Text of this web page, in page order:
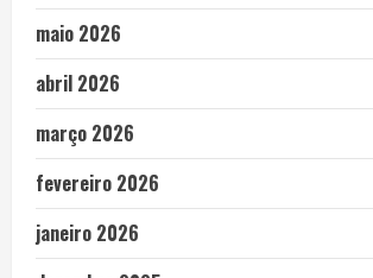
maio 2026
abril 2026
março 2026
fevereiro 2026
janeiro 2026